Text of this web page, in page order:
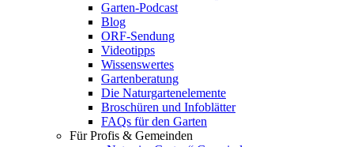
Garten-Podcast
Blog
ORF-Sendung
Videotipps
Wissenswertes
Gartenberatung
Die Naturgartenelemente
Broschüren und Infoblätter
FAQs für den Garten
Für Profis & Gemeinden